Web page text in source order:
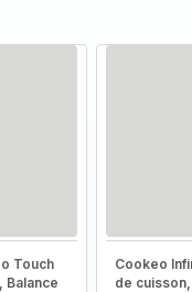
Touch
Balance
Cookeo
de